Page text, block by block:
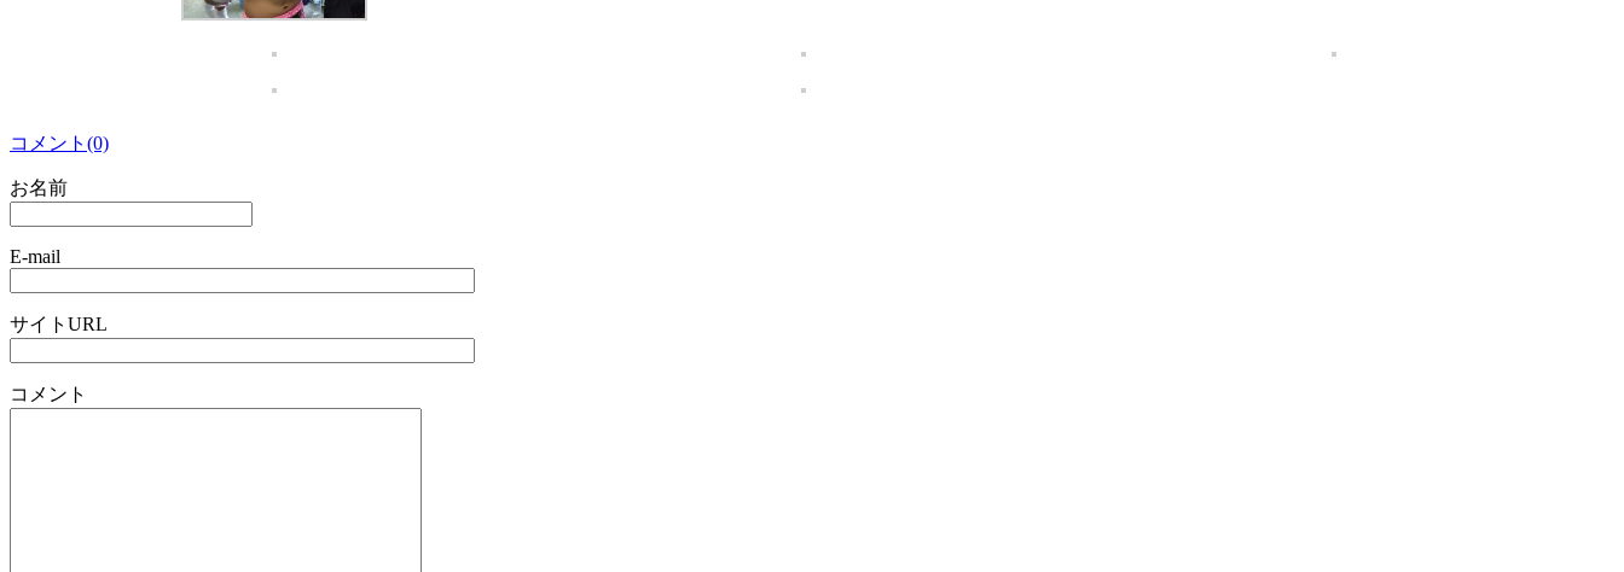
コメント(0)
お名前
E-mail
サイトURL
コメント